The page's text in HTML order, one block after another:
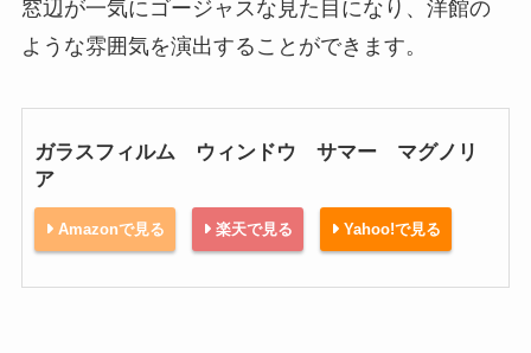
窓辺が一気にゴージャスな見た目になり、洋館の
ような雰囲気を演出することができます。
ガラスフィルム ウィンドウ サマー マグノリ
ア
Amazonで見る 楽天で見る Yahoo!で見る